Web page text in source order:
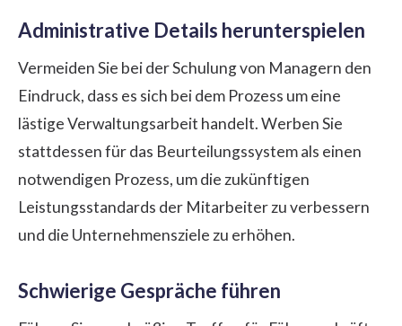
Administrative Details herunterspielen
Vermeiden Sie bei der Schulung von Managern den
Eindruck, dass es sich bei dem Prozess um eine
lästige Verwaltungsarbeit handelt. Werben Sie
stattdessen für das Beurteilungssystem als einen
notwendigen Prozess, um die zukünftigen
Leistungsstandards der Mitarbeiter zu verbessern
und die Unternehmensziele zu erhöhen.
Schwierige Gespräche führen